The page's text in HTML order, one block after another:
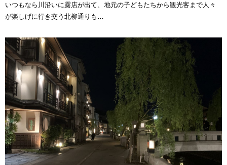
いつもなら川沿いに露店が出て、地元の子どもたちから観光客まで人々
が楽しげに行き交う北柳通りも…